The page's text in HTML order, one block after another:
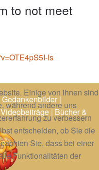
to not meet
Is
Gedankenbilder|
Videobeiträge|Bücher &
Einige von ihnen sind
während andere uns
zu verbessern
entscheiden, ob Sie die
Sie, dass bei einer
Funktionalitäten der